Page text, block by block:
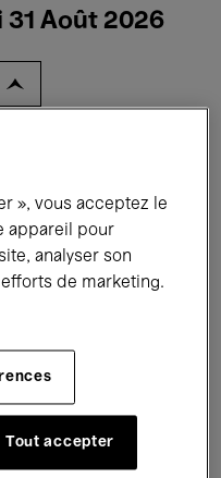
31 Août 2026
Performances
Jazz
», vous acceptez le
appareil pour
analyser son
de marketing.
Tout accepter